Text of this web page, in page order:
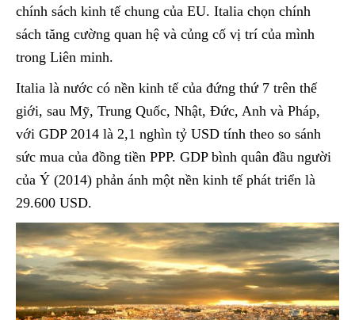
chính sách kinh tế chung của EU. Italia chọn chính
sách tăng cường quan hệ và củng cố vị trí của mình
trong Liên minh.
Italia là nước có nền kinh tế của đứng thứ 7 trên thế
giới, sau Mỹ, Trung Quốc, Nhật, Đức, Anh và Pháp,
với GDP 2014 là 2,1 nghìn tỷ USD tính theo so sánh
sức mua của đồng tiền PPP. GDP bình quân đầu người
của Ý (2014) phản ánh một nền kinh tế phát triển là
29.600 USD.